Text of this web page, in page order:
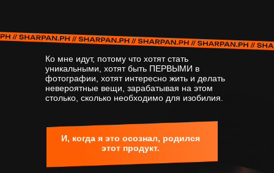
И, когда я это осознал, родился
этот продукт.
Ко мне идут, потому что хотят стать
уникальными, хотят быть ПЕРВЫМИ в
фотографии, хотят интересно жить и делать
невероятные вещи, зарабатывая на этом
столько, сколько необходимо для изобилия.